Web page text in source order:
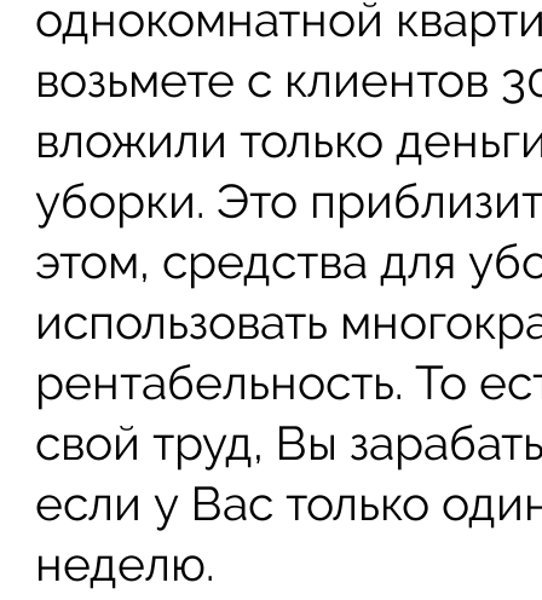
однокомнатной
возьмете с клиентов
вложили только
уборки. Это
этом, средства для
использовать
рентабельность. То
свой труд, Вы
если у Вас только
неделю.